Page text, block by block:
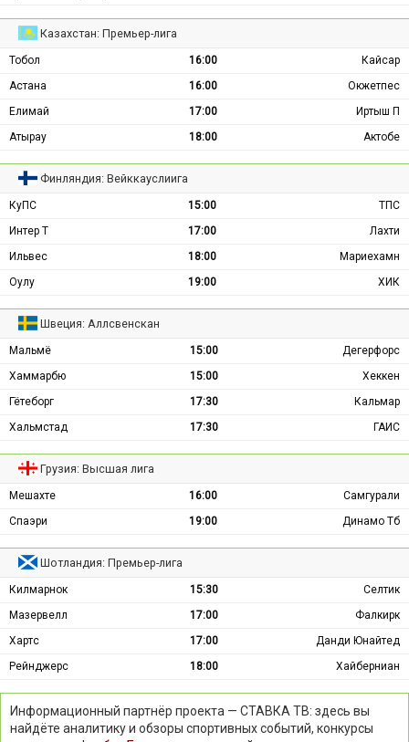
Казахстан: Премьер-лига
Тобол 16:00
Кайсар
Астана
16:00
Окжетпес
Елимай
17:00
Иртыш П
Атырау
18:00 Актобе
Финляндия: Вейккауслиига
КуПС 15:00
ТПС
Интер Т
17:00
Лахти
Ильвес
18:00
Мариехамн
Оулу
19:00 ХИК
Швеция: Аллсвенскан
Мальмё 15:00
Дегерфорс
Хаммарбю
15:00
Хеккен
Гётеборг
17:30
Кальмар
Хальмстад
17:30 ГАИС
Грузия: Высшая лига
Мешахте 16:00
Самгурали
Спаэри
19:00 Динамо Тб
Шотландия: Премьер-лига
Килмарнок 15:30
Селтик
Мазервелл
17:00
Фалкирк
Хартс
17:00
Данди Юнайтед
Рейнджерс
18:00 Хайберниан
Информационный партнёр проекта — СТАВКА ТВ: здесь вы
найдёте аналитику и обзоры спортивных событий, конкурсы